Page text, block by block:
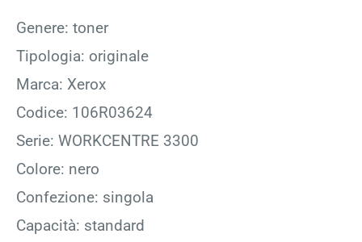
Genere: toner
Tipologia: originale
Marca: Xerox
Codice: 106R03624
Serie: WORKCENTRE 3300
Colore: nero
Confezione: singola
Capacità: standard